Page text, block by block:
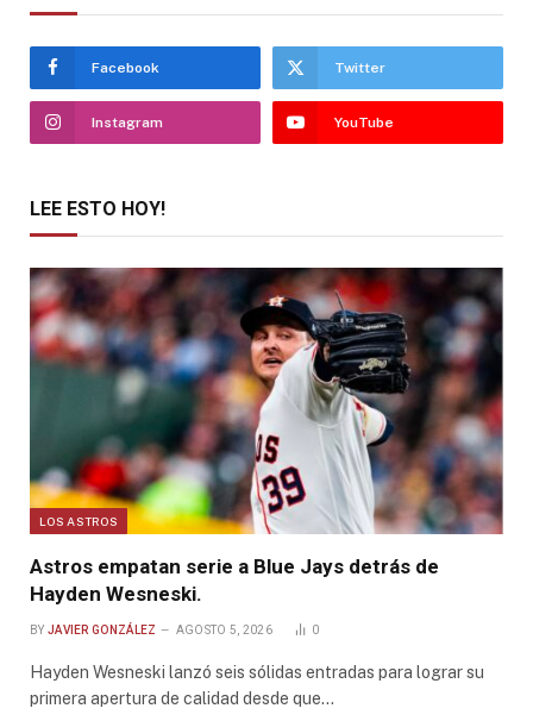
Facebook Twitter
Instagram YouTube
LEE ESTO HOY!
LOS ASTROS
Astros empatan serie a Blue Jays detrás de
Hayden Wesneski.
BY JAVIER GONZÁLEZ AGOSTO 5, 2026 0
Hayden Wesneski lanzó seis sólidas entradas para lograr su
primera apertura de calidad desde que…